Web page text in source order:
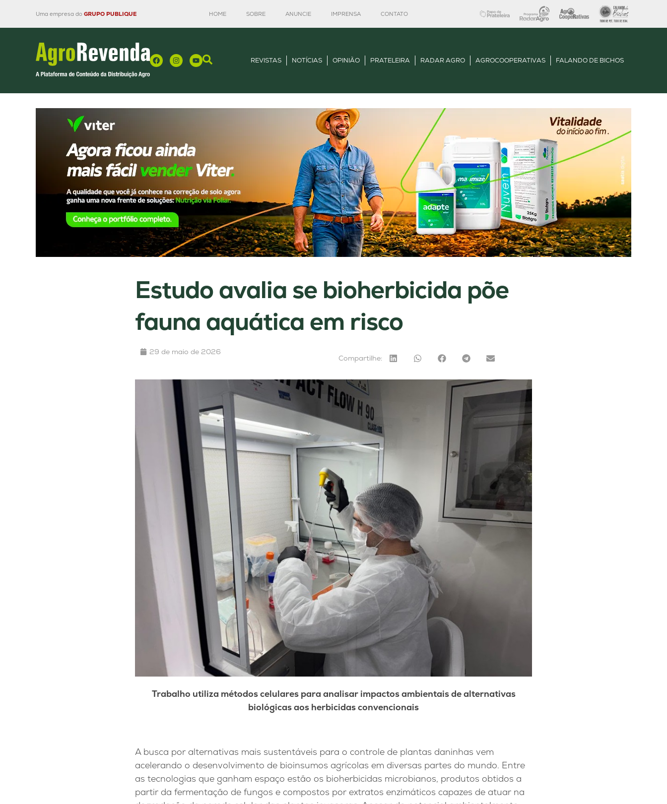
Uma empresa do GRUPO PUBLIQUE HOME SOBRE ANUNCIE IMPRENSA CONTATO
REVISTAS NOTÍCIAS OPINIÃO PRATELEIRA RADAR AGRO AGROCOOPERATIVAS FALANDO DE BICHOS
Estudo avalia se bioherbicida põe
fauna aquática em risco
29 de maio de 2026
Compartilhe:
Trabalho utiliza métodos celulares para analisar impactos ambientais de alternativas
biológicas aos herbicidas convencionais
A busca por alternativas mais sustentáveis para o controle de plantas daninhas vem
acelerando o desenvolvimento de bioinsumos agrícolas em diversas partes do mundo. Entre
as tecnologias que ganham espaço estão os bioherbicidas microbianos, produtos obtidos a
partir da fermentação de fungos e compostos por extratos enzimáticos capazes de atuar na